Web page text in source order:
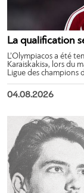
La qualification
L’Olympiacos a été
Karaiskakis», lors du
Ligue des champions
04.08.2026